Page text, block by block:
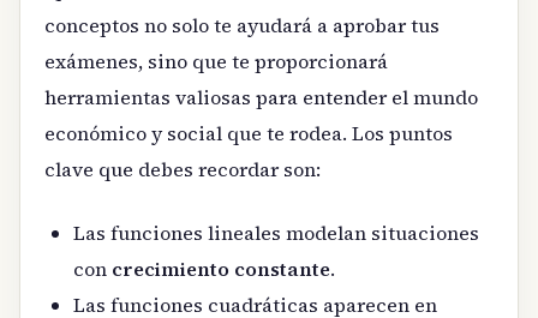
conceptos no solo te ayudará a aprobar tus
exámenes, sino que te proporcionará
herramientas valiosas para entender el mundo
económico y social que te rodea. Los puntos
clave que debes recordar son:
Las funciones lineales modelan situaciones
con crecimiento constante.
Las funciones cuadráticas aparecen en